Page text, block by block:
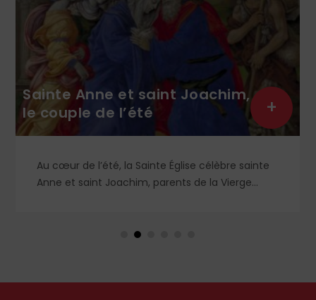
Sainte Anne et saint Joachim,
le couple de l’été
Au cœur de l’été, la Sainte Église célèbre sainte
Anne et saint Joachim, parents de la Vierge
en Orient qu’en Occident, célèbre par sa piété
+